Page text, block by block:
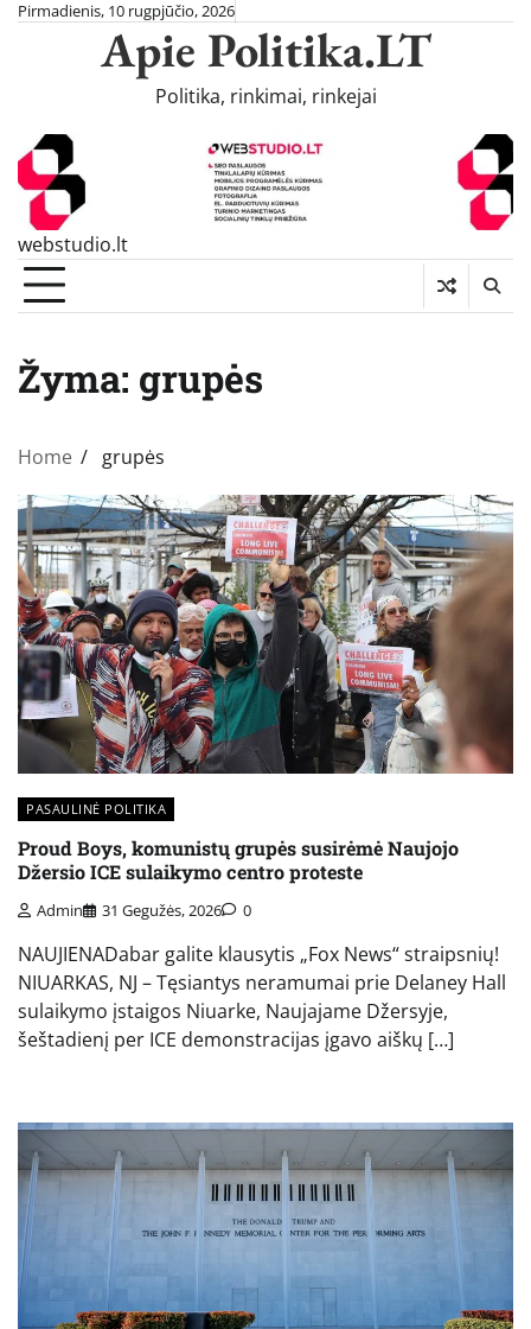
SkipPirmadienis, 10 rugpjūčio, 2026
Apie Politika.LT
Politika, rinkimai, rinkejai
webstudio.lt
Žyma: grupės
Home grupės
PASAULINĖ POLITIKA
Proud Boys, komunistų grupės susirėmė Naujojo
Džersio ICE sulaikymo centro proteste
Admin 31 Gegužės, 2026 0
NAUJIENADabar galite klausytis „Fox News“ straipsnių!
NIUARKAS, NJ – Tęsiantys neramumai prie Delaney Hall
sulaikymo įstaigos Niuarke, Naujajame Džersyje,
šeštadienį per ICE demonstracijas įgavo aiškų […]